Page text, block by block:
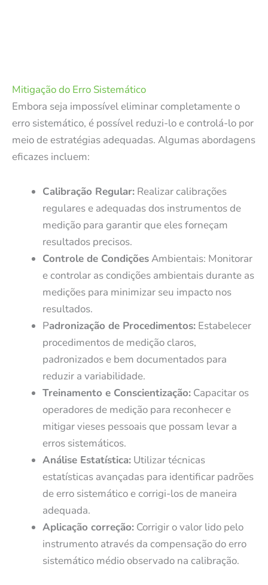
Mitigação do Erro Sistemático
Embora seja impossível eliminar completamente o
erro sistemático, é possível reduzi-lo e controlá-lo por
meio de estratégias adequadas. Algumas abordagens
eficazes incluem:
Calibração Regular: Realizar calibrações
regulares e adequadas dos instrumentos de
medição para garantir que eles forneçam
resultados precisos.
Controle de CondiçõesAmbientais: Monitorar
e controlar as condições ambientais durante as
medições para minimizar seu impacto nos
resultados.
Padronização de Procedimentos: Estabelecer
procedimentos de medição claros,
padronizados e bem documentados para
reduzir a variabilidade.
Treinamento e Conscientização: Capacitar os
operadores de medição para reconhecer e
mitigar vieses pessoais que possam levar a
erros sistemáticos.
Análise Estatística: Utilizar técnicas
estatísticas avançadas para identificar padrões
de erro sistemático e corrigi-los de maneira
adequada.
Aplicação correção: Corrigir o valor lido pelo
instrumento através da compensação do erro
sistemático médio observado na calibração.